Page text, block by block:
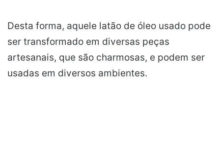
Desta forma, aquele latão de óleo usado pode
ser transformado em diversas peças
artesanais, que são charmosas, e podem ser
usadas em diversos ambientes.